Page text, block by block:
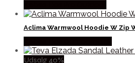
Aclima Warmwool Hoodie W Zip
Udsalg 40%